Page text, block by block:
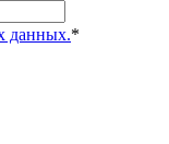
данных.*